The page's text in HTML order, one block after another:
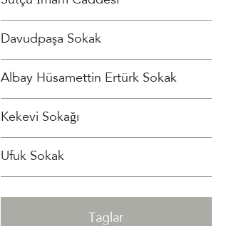
Davudpaşa Sokak
Albay Hüsamettin Ertürk Sokak
Kekevi Sokağı
Ufuk Sokak
Taglar